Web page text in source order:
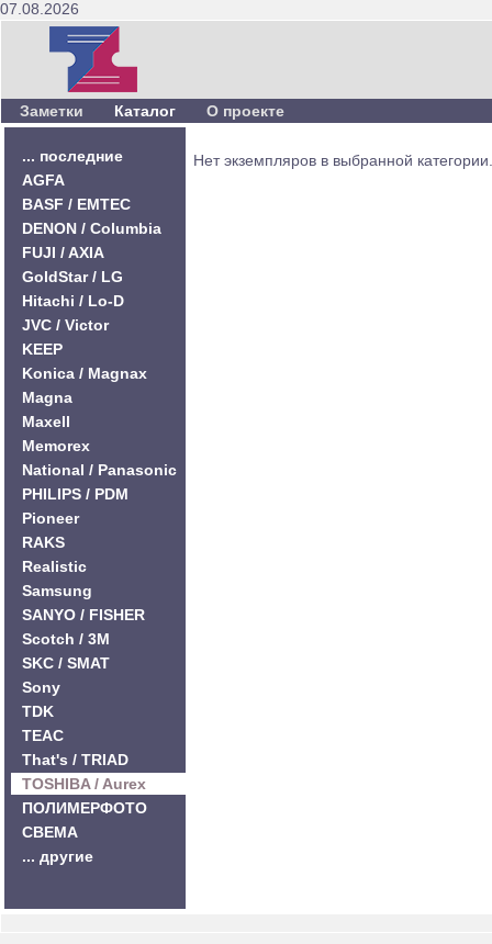
07.08.2026
Заметки Каталог О проекте
... последние
AGFA
BASF / EMTEC
DENON / Columbia
FUJI / AXIA
GoldStar / LG
Hitachi / Lo-D
JVC / Victor
KEEP
Konica / Magnax
Magna
Maxell
Memorex
National / Panasonic
PHILIPS / PDM
Pioneer
RAKS
Realistic
Samsung
SANYO / FISHER
Scotch / 3M
SKC / SMAT
Sony
TDK
TEAC
That's / TRIAD
TOSHIBA / Aurex
ПОЛИМЕРФОТО
СВЕМА
... другие
Нет экземпляров в выбранной категории.